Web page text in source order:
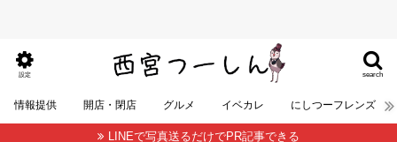
search
設定
情報提供 開店・閉店 グルメ イベカレ にしつーフレンズ
LINEで写真送るだけでPR記事できる